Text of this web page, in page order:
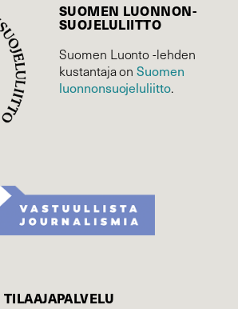
SUOMEN LUONNON­
SUOJELU­LIITTO
Suomen Luonto -lehden
kustantaja onSuomen
luonnonsuojelu­liitto.
TILAAJAPALVELU